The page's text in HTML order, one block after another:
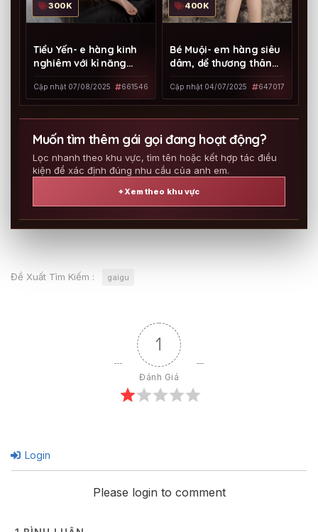
300K
Tiểu Yến- e hàng kinh
nghiêm với kỉ năng
Cập nhật 07/08/2025 661546
400K
Bé Muội- em hàng siêu
dâm, dể thương thân
Cập nhật 04/07/2025 647017
Muốn tìm thêm gái gọi đang hoạt động?
Lọc nhanh theo khu vực, tìm tên hoặc kết hợp tác điều
kiện để xác định đúng nhu cầu của anh em.
⌖ Xem theo khu vực
Đề Xuất Tìm Kiếm : gaigu
1
Đánh Giá
Login
Please login to comment